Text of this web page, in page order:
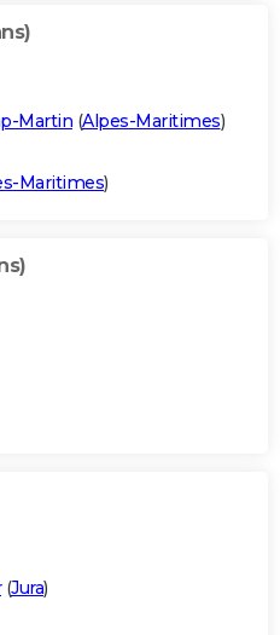
Martin (Alpes-Maritimes)
Maritimes)
(Jura)